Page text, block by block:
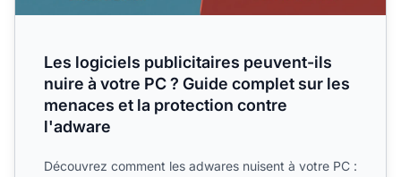
Les logiciels publicitaires peuvent-ils
nuire à votre PC ? Guide complet sur les
menaces et la protection contre
l'adware
Découvrez comment les adwares nuisent à votre PC :